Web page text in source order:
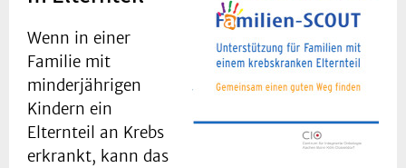
Wenn in einer
Familie mit
minderjährigen
Kindern ein
Elternteil an Krebs
erkrankt, kann das